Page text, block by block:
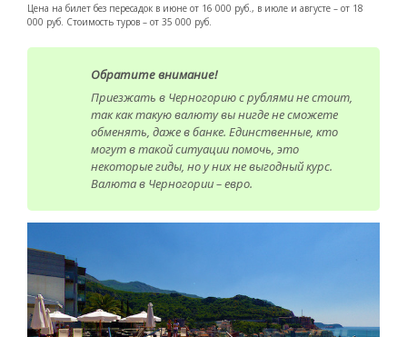
Цена на билет без пересадок в июне от 16 000 руб., в июле и августе – от 18
000 руб. Стоимость туров – от 35 000 руб.
Обратите внимание!
Приезжать в Черногорию с рублями не стоит,
так как такую валюту вы нигде не сможете
обменять, даже в банке. Единственные, кто
могут в такой ситуации помочь, это
некоторые гиды, но у них не выгодный курс.
Валюта в Черногории – евро.